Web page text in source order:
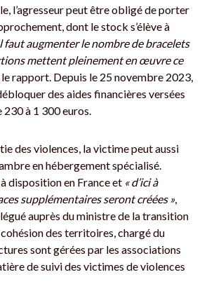
l’agresseur peut être obligé de porter
dont le stock s’élève à
faut augmenter le nombre de bracelets
mettent pleinement en œuvre ce
le rapport. Depuis le 25 novembre 2023,
des aides financières versées
à 1 300 euros.
des violences, la victime peut aussi
en hébergement spécialisé.
disposition en France et « d’ici à
supplémentaires seront créées »,
auprès du ministre de la transition
des territoires, chargé du
sont gérées par les associations
de suivi des victimes de violences